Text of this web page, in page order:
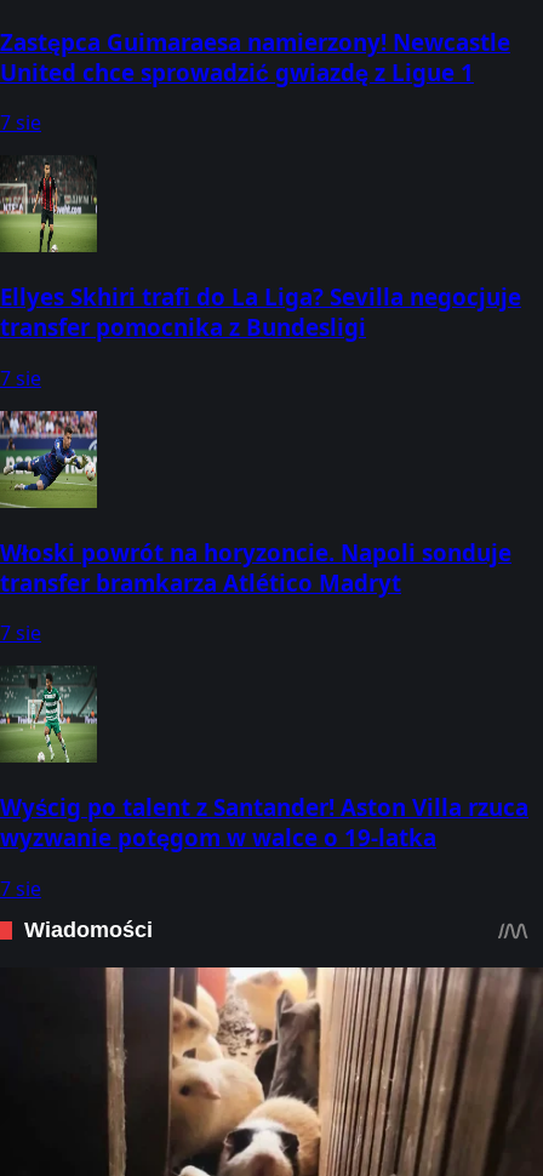
Zastępca Guimaraesa namierzony! Newcastle
United chce sprowadzić gwiazdę z Ligue 1
7 sie
Ellyes Skhiri trafi do La Liga? Sevilla negocjuje
transfer pomocnika z Bundesligi
7 sie
Włoski powrót na horyzoncie. Napoli sonduje
transfer bramkarza Atlético Madryt
7 sie
Wyścig po talent z Santander! Aston Villa rzuca
wyzwanie potęgom w walce o 19-latka
7 sie